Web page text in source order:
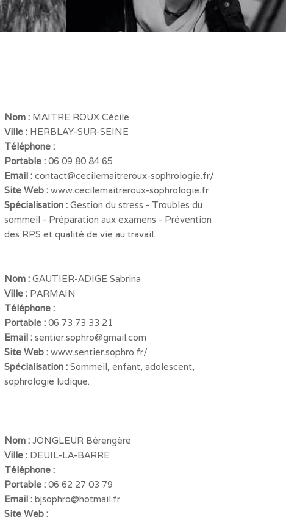
Nom : MAITRE ROUX Cécile
Ville : HERBLAY-SUR-SEINE
Téléphone :
Portable : 06 09 80 84 65
Email : contact@cecilemaitreroux-sophrologie.fr/
Site Web : www.cecilemaitreroux-sophrologie.fr
Spécialisation : Gestion du stress - Troubles du
sommeil - Préparation aux examens - Prévention
des RPS et qualité de vie au travail.
Nom : GAUTIER-ADIGE Sabrina
Ville : PARMAIN
Téléphone :
Portable : 06 73 73 33 21
Email : sentier.sophro@gmail.com
Site Web : www.sentier.sophro.fr/
Spécialisation : Sommeil, enfant, adolescent,
sophrologie ludique.
Nom : JONGLEUR Bérengère
Ville : DEUIL-LA-BARRE
Téléphone :
Portable : 06 62 27 03 79
Email : bjsophro@hotmail.fr
Site Web :